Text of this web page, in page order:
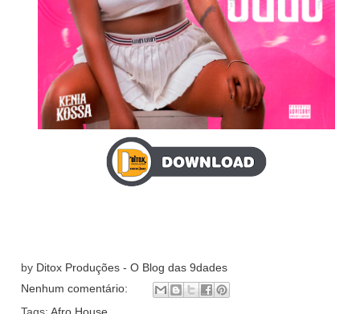
by Ditox Produções - O Blog das 9dades
Nenhum comentário:
Tags: Afro House